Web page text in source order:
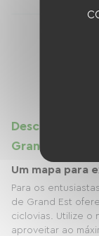
Descubra as
Grand Est.
Um mapa para
Para os
de Grand Est
ciclovias. Utilize o
aproveitar ao